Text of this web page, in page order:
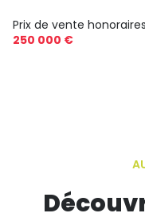
Prix de vente
250 000 €